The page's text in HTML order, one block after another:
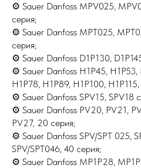
⚙ Sauer Danfoss MPV025,
серия;
⚙ Sauer Danfoss MPT025,
серия;
⚙ Sauer Danfoss D1P130,
⚙ Sauer Danfoss H1P45, H1P53,
H1P78, H1P89, H1P100,
⚙ Sauer Danfoss SPV15, SPV18
⚙ Sauer Danfoss PV20, PV21,
PV27, 20 серия;
⚙ Sauer Danfoss SPV/SPT 025,
SPV/SPT046, 40 серия;
⚙ Sauer Danfoss MP1P28,